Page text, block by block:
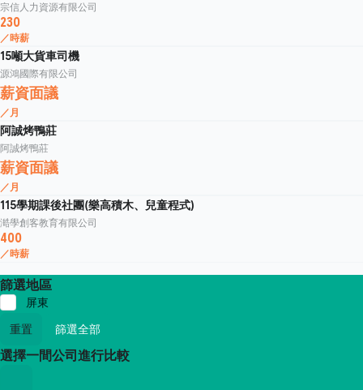
宗信人力資源有限公司
230
／時薪
15噸大貨車司機
源鴻國際有限公司
薪資面議
／月
阿誠烤鴨莊
阿誠烤鴨莊
薪資面議
／月
115學期課後社團(樂高積木、兒童程式)
澔學創客教育有限公司
400
／時薪
篩選地區
屏東
重置
篩選全部
選擇一間公司進行比較